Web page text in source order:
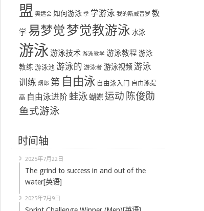
盟 奥运会 如何游泳 季 学游泳 我的斯威普罗 教
学 易梦觉梦觉教游泳 水泳
游泳游泳技术 游泳教学 游泳教程 游泳
教练 游泳池 游泳的 游泳者 游泳视频 游泳
训练 烟郎 第 自由泳 自由泳入门 自由泳提
高 自由泳进阶 蛙泳蝴蝶运动 陈俊勋
鱼式游泳
时间轴
2025年7月22日
The grind to success in and out of the
water[英语]
2025年7月9日